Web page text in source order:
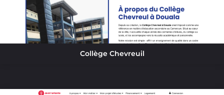
Collège Chevreuil